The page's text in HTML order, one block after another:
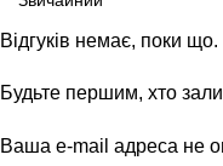
Відгуків немає, поки що.
Будьте першим, хто
Ваша e-mail адреса не